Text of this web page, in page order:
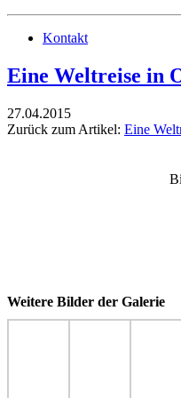
Kontakt
Eine Weltreise in
27.04.2015
Zurück zum Artikel: Eine
Weitere Bilder der Galerie